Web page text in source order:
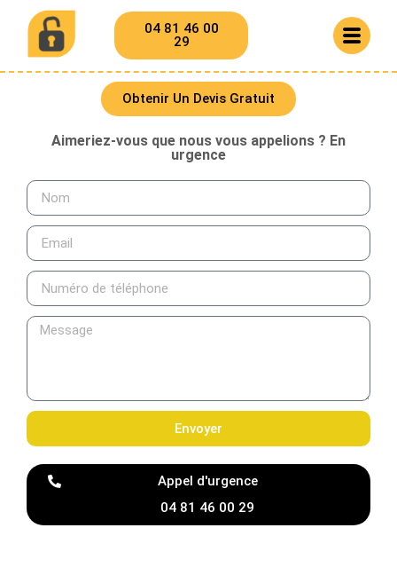
04 81 46 00
29
Obtenir Un Devis Gratuit
Aimeriez-vous que nous vous appelions ? En
urgence
Envoyer
Appel d'urgence
04 81 46 00 29